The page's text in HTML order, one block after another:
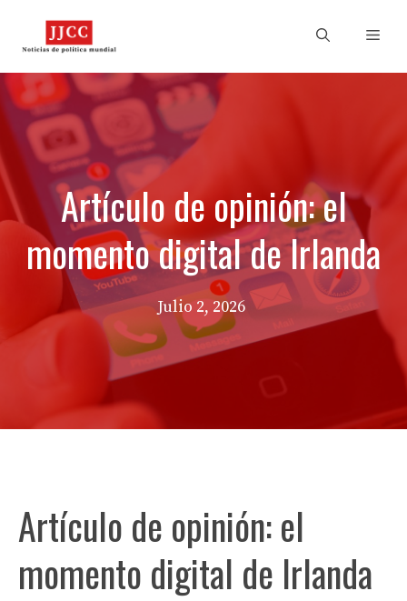
Artículo de opinión: el
momento digital de Irlanda
Julio 2, 2026
Artículo de opinión: el
momento digital de Irlanda